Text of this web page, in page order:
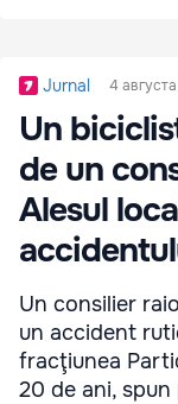
Jurnal 4
Un
de un
Alesul
Un consilier
un accident
fracţiunea
20 de ani,